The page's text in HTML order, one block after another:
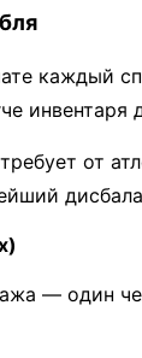
каждый
от
— один